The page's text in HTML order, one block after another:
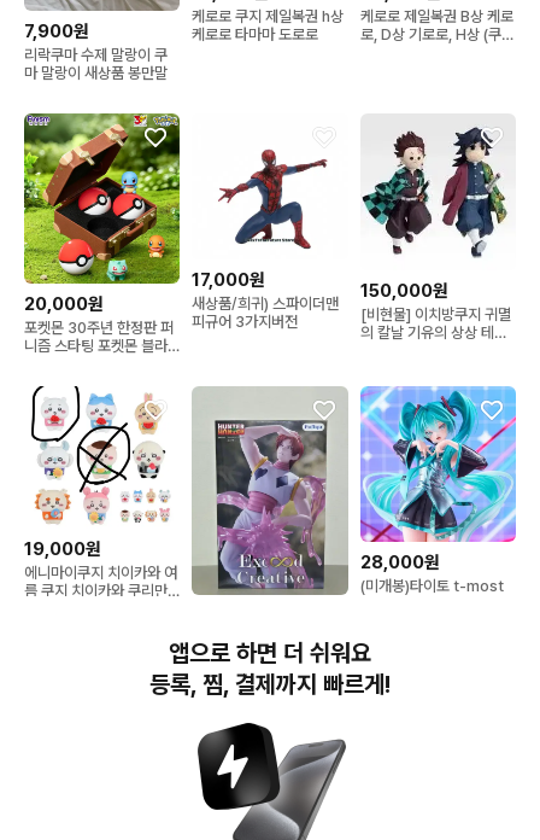
7,900원
리락쿠마 수제 말랑이 쿠
마 말랑이 새상품 봉만말
케로로 쿠지 제일복권 h상
케로로 타마마 도로로
케로로 제일복권 B상 케로
로, D상 기로로, H상 (쿠루
20,000원
포켓몬 30주년 한정판 퍼
니즘 스타팅 포켓몬 블라
17,000원
새상품/희귀) 스파이더맨
피규어 3가지버전
150,000원
[비현물] 이치방쿠지 귀멸
의 칼날 기유의 상상 테치
19,000원
에니마이쿠지 치이카와 여
름 쿠지 치이카와 쿠리만
(미개봉) 헌터X헌터 후류
히소카 Exceed
creative 피규어
28,000원
(미개봉)타이토 t-most
번개장터(주) 사업자정보, 이용약관 및 기타 법적고지
번개장터㈜는 통신판매중개자이며, 통신판매의 당사자가 아닙니다. 전자상거래 등에서의
소비자보호에 관한 법률 등 관련 법령 및 번개장터㈜의 약관에 따라 상품, 상품정보, 거래에 관한 책임은
앱으로 하면 더 쉬워요
등록, 찜, 결제까지 빠르게!